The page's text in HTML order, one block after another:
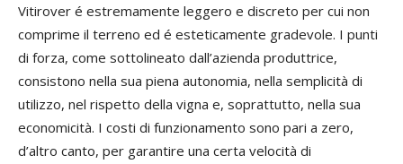
Vitirover é estremamente leggero e discreto per cui non
comprime il terreno ed é esteticamente gradevole. I punti
di forza, come sottolineato dall’azienda produttrice,
consistono nella sua piena autonomia, nella semplicità di
utilizzo, nel rispetto della vigna e, soprattutto, nella sua
economicità. I costi di funzionamento sono pari a zero,
d’altro canto, per garantire una certa velocità di